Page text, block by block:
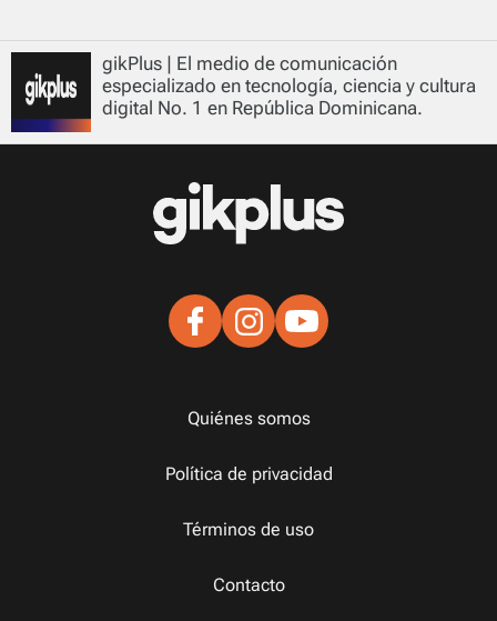
gikPlus | El medio de comunicación
especializado en tecnología, ciencia y cultura
digital No. 1 en República Dominicana.
Quiénes somos
Política de privacidad
Términos de uso
Contacto